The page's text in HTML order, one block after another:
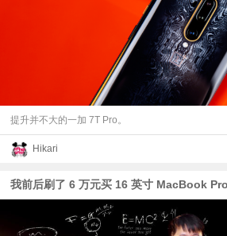
提升并不大的一加 7T Pro。
Hikari